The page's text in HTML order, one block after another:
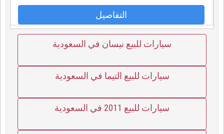
التفاصيل
سيارات للبيع نيسان في السعودية
سيارات للبيع التيما في السعودية
سيارات للبيع 2011 في السعودية